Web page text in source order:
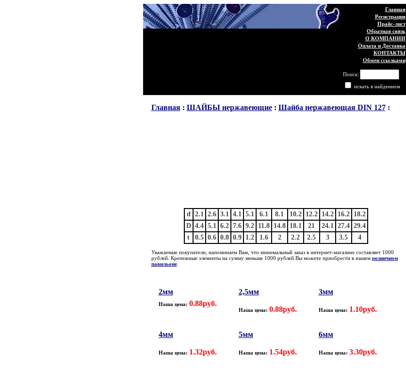
Главная
Регистрация
Прайс-лист
Обратная связь
О КОМПАНИИ
Оплата и Доставка
КОНТАКТЫ
Обмен ссылками
Поиск:
искать в найденном
Главная: ШАЙБЫ нержавеющие: Шайба нержавеющая DIN 127:
d 2.1 2.6 3.1 4.1 5.1 6.1 8.1 10.2 12.2 14.2 16.2
18.2
D 4.4 5.1 6.2 7.6 9.2 11.8 14.8 18.1 21 24.1 27.4 29.4
t
0.5 0.6 0.8 0.9 1.2 1.6 2 2.2 2.5 3 3.5 4
Уважаемые покупатели, напоминаем Вам, что минимальный заказ в интернет-магазине составляет 1000
рублей. Крепежные элементы на сумму меньше 1000 рублей Вы можете приобрести в нашем розничном
павильоне.
2мм
Наша цена: 0.88руб.
2,5мм
Наша цена: 0.88руб.
3мм
Наша цена: 1.10руб.
4мм
Наша цена: 1.32руб.
5мм
Наша цена: 1.54руб.
6мм
Наша цена: 3.30руб.